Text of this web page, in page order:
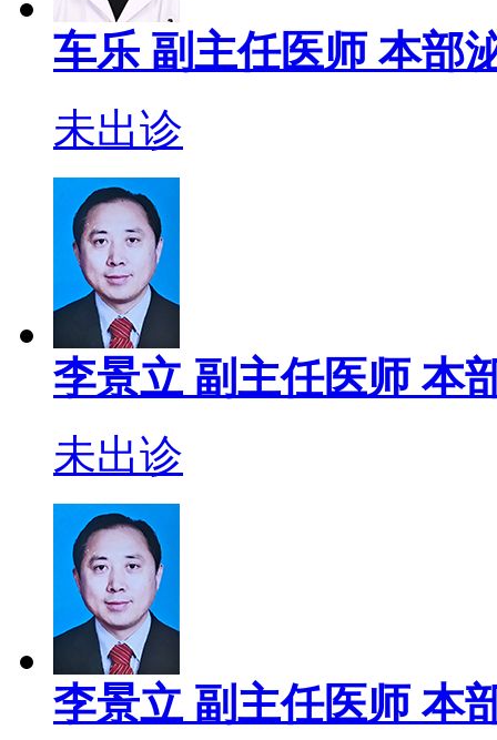
车乐 副主任医师本部
未出诊
李景立 副主任医师本
未出诊
李景立 副主任医师本